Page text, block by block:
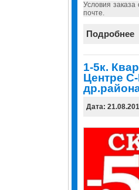
Условия заказа
почте.
Подробнее
1-5к.
Центре
Дата: